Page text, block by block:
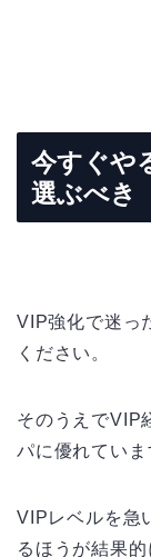
今すぐや
選ぶべき
VIP強化で迷っ
ください。
そのうえでVIP
パに優れていま
VIPレベルを急
るほうが結果的